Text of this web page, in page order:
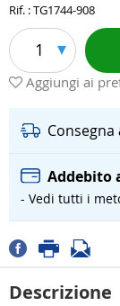
Rif. : TG1744-908
1
Aggiungi ai
Consegna
Addebito
- Vedi tutti i
Descrizione